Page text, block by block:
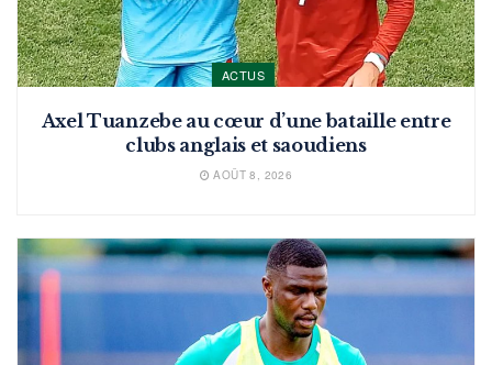
ACTUS
Axel Tuanzebe au cœur d’une bataille entre
clubs anglais et saoudiens
AOÛT 8, 2026